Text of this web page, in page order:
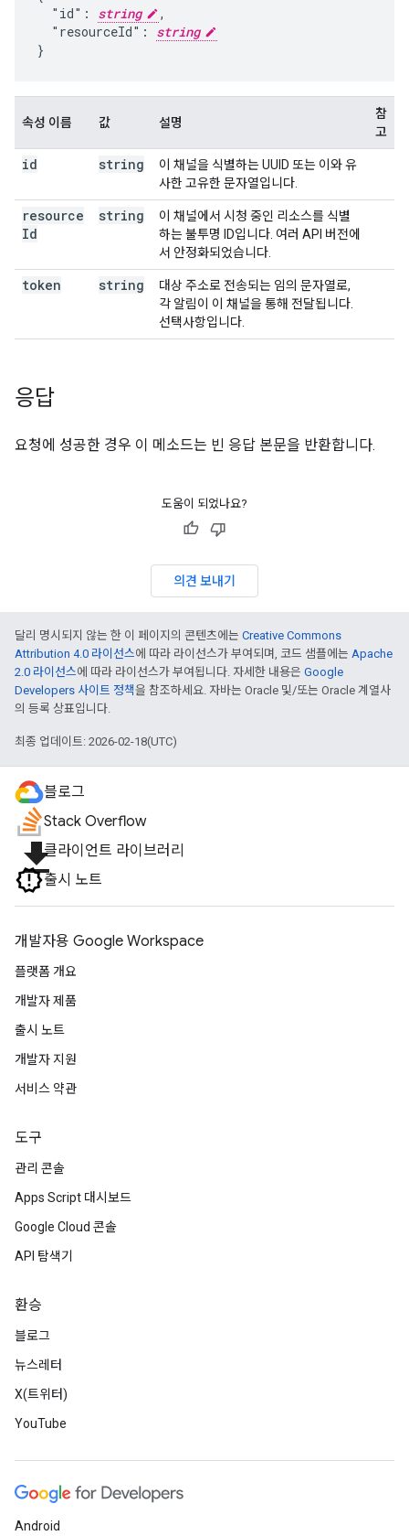
  "id":
string
,
  "resourceId":
string
}
속성 이름 값 설명
참
고
id string
이 채널을 식별하는 UUID 또는 이와 유
사한 고유한 문자열입니다.
resource
Id
string
이 채널에서 시청 중인 리소스를 식별
하는 불투명 ID입니다. 여러 API 버전에
서 안정화되었습니다.
token string
대상 주소로 전송되는 임의 문자열로,
각 알림이 이 채널을 통해 전달됩니다.
선택사항입니다.
응답
요청에 성공한 경우 이 메소드는 빈 응답 본문을 반환합니다.
도움이 되었나요?
의견 보내기
달리 명시되지 않는 한 이 페이지의 콘텐츠에는 Creative Commons
Attribution 4.0 라이선스에 따라 라이선스가 부여되며, 코드 샘플에는 Apache
2.0 라이선스에 따라 라이선스가 부여됩니다. 자세한 내용은 Google
Developers 사이트 정책을 참조하세요. 자바는 Oracle 및/또는 Oracle 계열사
의 등록 상표입니다.
최종 업데이트: 2026-02-18(UTC)
블로그
Stack Overflow
file_download클라이언트 라이브러리
출시 노트
개발자용 Google Workspace
플랫폼 개요
개발자 제품
출시 노트
개발자 지원
서비스 약관
도구
관리 콘솔
Apps Script 대시보드
Google Cloud 콘솔
API 탐색기
환승
블로그
뉴스레터
X(트위터)
YouTube
Android